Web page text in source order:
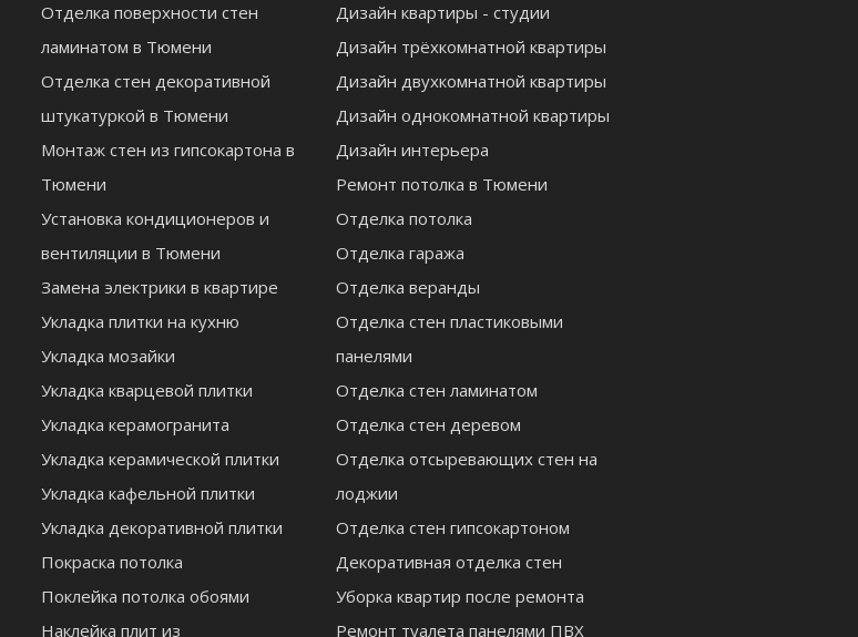
Отделка поверхности стен
ламинатом в Тюмени
Отделка стен декоративной
штукатуркой в Тюмени
Монтаж стен из гипсокартона в
Тюмени
Установка кондиционеров и
вентиляции в Тюмени
Замена электрики в квартире
Укладка плитки на кухню
Укладка мозайки
Укладка кварцевой плитки
Укладка керамогранита
Укладка керамической плитки
Укладка кафельной плитки
Укладка декоративной плитки
Покраска потолка
Поклейка потолка обоями
Наклейка плит из
Дизайн квартиры - студии
Дизайн трёхкомнатной квартиры
Дизайн двухкомнатной квартиры
Дизайн однокомнатной квартиры
Дизайн интерьера
Ремонт потолка в Тюмени
Отделка потолка
Отделка гаража
Отделка веранды
Отделка стен пластиковыми
панелями
Отделка стен ламинатом
Отделка стен деревом
Отделка отсыревающих стен на
лоджии
Отделка стен гипсокартоном
Декоративная отделка стен
Уборка квартир после ремонта
Ремонт туалета панелями ПВХ